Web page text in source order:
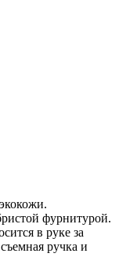
фурнитурой.
в руке за
ручка и